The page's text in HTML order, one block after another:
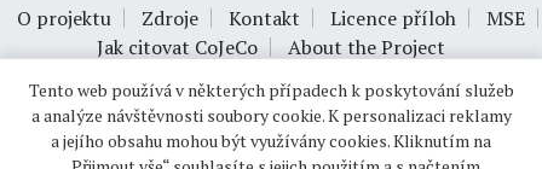
O projektu Zdroje Kontakt Licence příloh
MSE
Jak citovat CoJeCo
About the Project
Tento web používá v některých případech k poskytování služeb
a analýze návštěvnosti soubory cookie. K personalizaci reklamy
a jejího obsahu mohou být využívány cookies. Kliknutím na